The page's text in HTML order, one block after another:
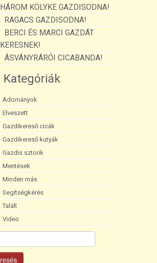
HÁROM KÖLYKE GAZDISODNA!
RAGACS GAZDISODNA!
BERCI ÉS MARCI GAZDÁT
KERESNEK!
ÁSVÁNYRÁRÓI CICABANDA!
Kategóriák
Adományok
Elveszett
Gazdikereső cicák
Gazdikereső kutyák
Gazdis sztorik
Mentések
Minden más
Segítségkérés
Talált
Video